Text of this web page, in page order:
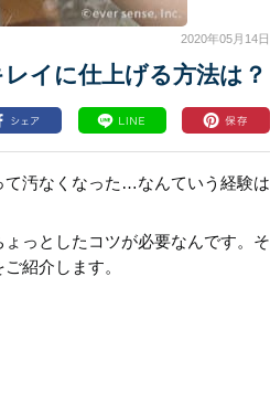
2020年05月14日
イに仕上げる方法は？
て汚なくなった…なんていう経験は
っとしたコツが必要なんです。そ
紹介します。